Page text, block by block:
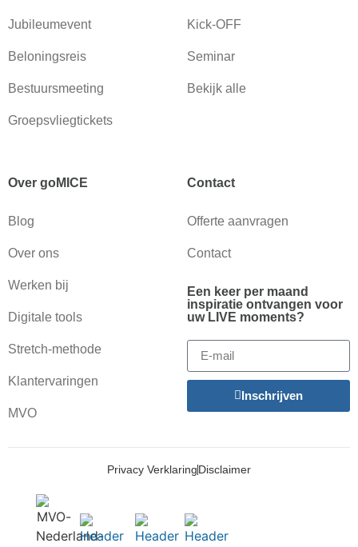
Jubileumevent
Beloningsreis
Bestuursmeeting
Groepsvliegtickets
Kick-OFF
Seminar
Bekijk alle
Over goMICE
Blog
Over ons
Werken bij
Digitale tools
Stretch-methode
Klantervaringen
MVO
Contact
Offerte aanvragen
Contact
Een keer per maand
inspiratie ontvangen voor
uw LIVE moments?
Inschrijven
Privacy VerklaringDisclaimer